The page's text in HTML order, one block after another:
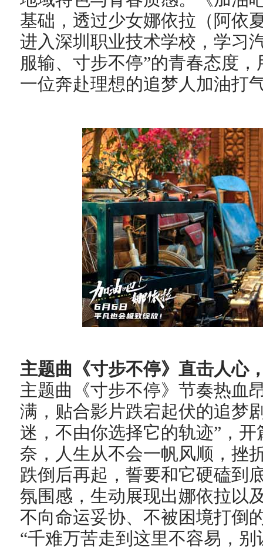
基础，透过少女娜依拉（阿依
进入深圳职业技术学校，学习
服输、寸步不停”的青春态度
一位奔赴理想的追梦人加油打
主题曲 《寸步不停》 直击人心
主题曲《寸步不停》节奏热血
满，贴合影片跌宕起伏的追梦
迷，不由你选择它的轨迹”，
奈，人生从不会一帆风顺，挫
跌倒后再起，誓要和它硬磕到
氛围感，生动展现出娜依拉以
不向命运妥协、不被困境打倒
“千难万苦走到这里不容易，